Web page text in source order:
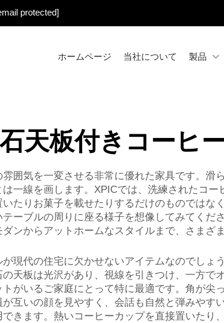
protected]
ホームページ 当社について 製品
天板付きコーヒ
囲気を一変させる非常に優れた家具です。滑
一線を画します。XPICでは、洗練されたコ
たりお菓子を載せたりするだけのものではな
ーブルの周りに座る様子を想像してみてくだ
ンからアットホームなスタイルまで、さまざ
現代の住宅に欠かせないアイテムなのでしょ
天板は光沢があり、視線を引きつけ、一方で
がいるご家庭にとって特に最適です。角が尖
互いの顔を見やすく、会話も自然と弾みやす
きます。熱いコーヒーカップを直接置いたり